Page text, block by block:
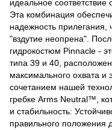
идеальное соответствие
Эта комбинация
надежность
"вздутие неопрена".
гидрокостюм Pinnacle -
типа 39 и 40,
максимального охвата и
сочетанием нашей
гребке Arms Neutral™,
и стабильность:
правильного положения